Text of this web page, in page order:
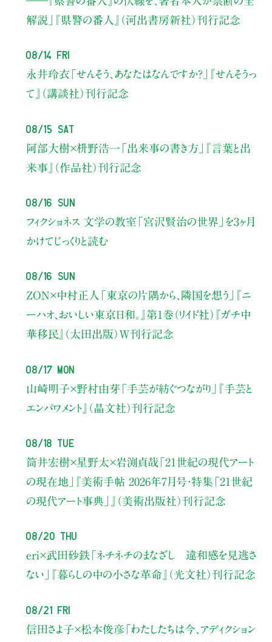
解説」
『県警の番人』（河出書房新社）刊行記念
08/14 Fri
永井玲衣 「せんそう、あなたはなんですか？」
『せんそうっ
て』（講談社）刊行記念
08/15 Sat
阿部大樹×枡野浩一 「出来事の書き方」
『言葉と出
来事』（作品社）刊行記念
08/16 Sun
フィクショネス 文学の教室 「宮沢賢治の世界」を3ヶ月
かけてじっくりと読む
08/16 Sun
ZON×中村正人 「東京の片隅から、隣国を想う」
『ニ
ーハオ、おいしい東京日和。』第1巻（リイド社） 『ガチ中
華移民』（太田出版）W刊行記念
08/17 Mon
山崎明子×野村由芽 「手芸が紡ぐつながり」
『手芸と
エンパワメント』（晶文社）刊行記念
08/18 Tue
筒井宏樹×星野太×岩渕貞哉 「21世紀の現代アート
の現在地」
『美術手帖 2026年7月号・特集「21世紀
の現代アート事典」』（美術出版社）刊行記念
08/20 Thu
eri×武田砂鉄「ネチネチのまなざし 違和感を見逃さ
ない」
『暮らしの中の小さな革命』（光文社）刊行記念
08/21 Fri
信田さよ子×松本俊彦 「わたしたちは今、アディクション